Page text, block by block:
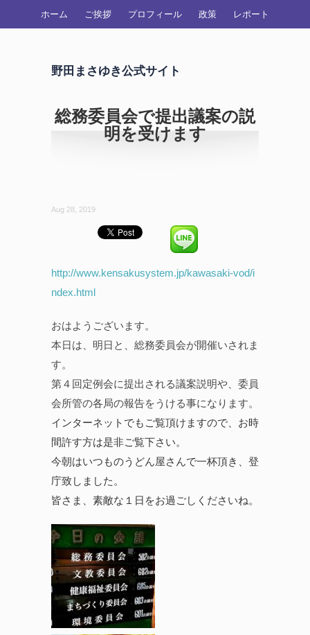
ホーム ご挨拶 プロフィール 政策 レポート
野田まさゆき公式サイト
総務委員会で提出議案の説
明を受けます
Aug 28, 2019
http://www.kensakusystem.jp/kawasaki-vod/i
ndex.html
おはようございます。
本日は、明日と、総務委員会が開催いされま
す。
第４回定例会に提出される議案説明や、委員
会所管の各局の報告をうける事になります。
インターネットでもご覧頂けますので、お時
間許す方は是非ご覧下さい。
今朝はいつものうどん屋さんで一杯頂き、登
庁致しました。
皆さま、素敵な１日をお過ごしくださいね。